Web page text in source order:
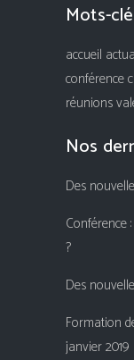
Mots-
accueil
conférence
réunions
Nos
Des
?
Des
Formation
janvier 2019